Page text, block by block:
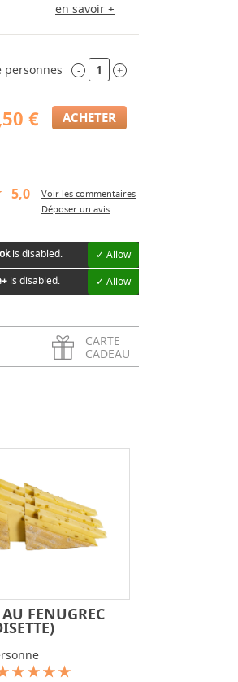
en savoir +
personnes - +
€
5,0
Voir les commentaires
Déposer un avis
is disabled.
✓ Allow
is disabled. ✓ Allow
CARTE
CADEAU
- +
AU FENUGREC